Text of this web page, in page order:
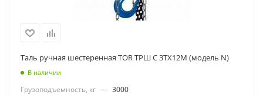
Таль ручная шестеренная TOR ТРШ C 3ТХ12М (модель N)
В наличии
Грузоподъемность, кг — 3000